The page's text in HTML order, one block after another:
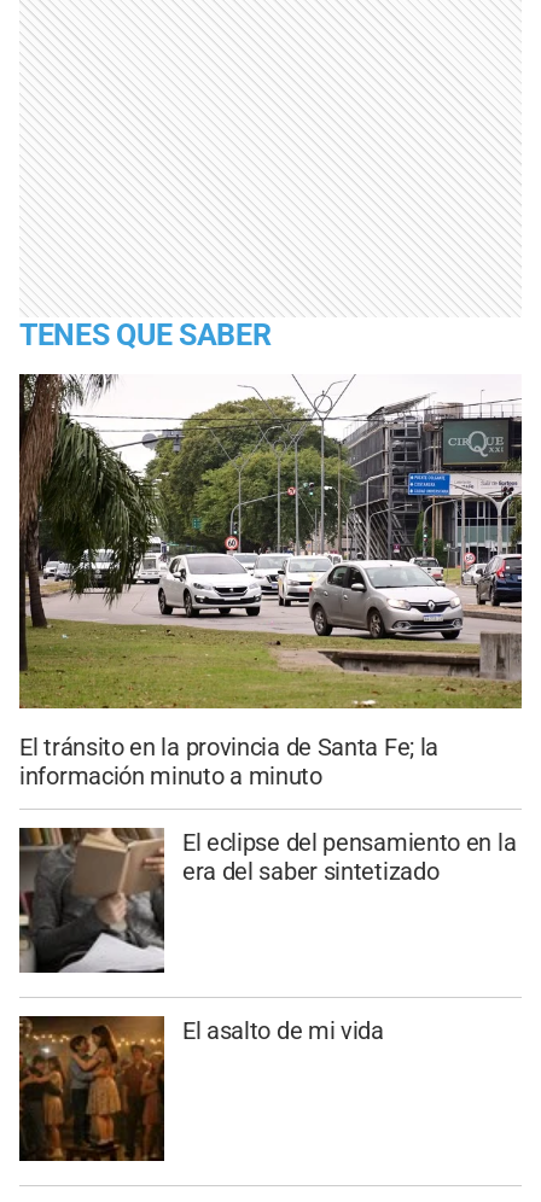
TENES QUE SABER
El tránsito en la provincia de Santa Fe; la
información minuto a minuto
El eclipse del pensamiento en la
era del saber sintetizado
El asalto de mi vida